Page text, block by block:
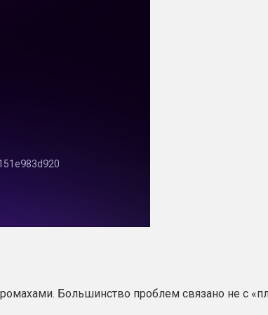
Большинство проблем связано не с